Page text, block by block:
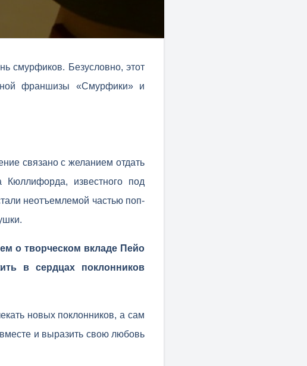
смурфиков. Безусловно, этот
франшизы «Смурфики» и
связано с желанием отдать
Кюллифорда, известного под
неотъемлемой частью поп-
о творческом вкладе Пейо
в сердцах поклонников
новых поклонников, а сам
и выразить свою любовь